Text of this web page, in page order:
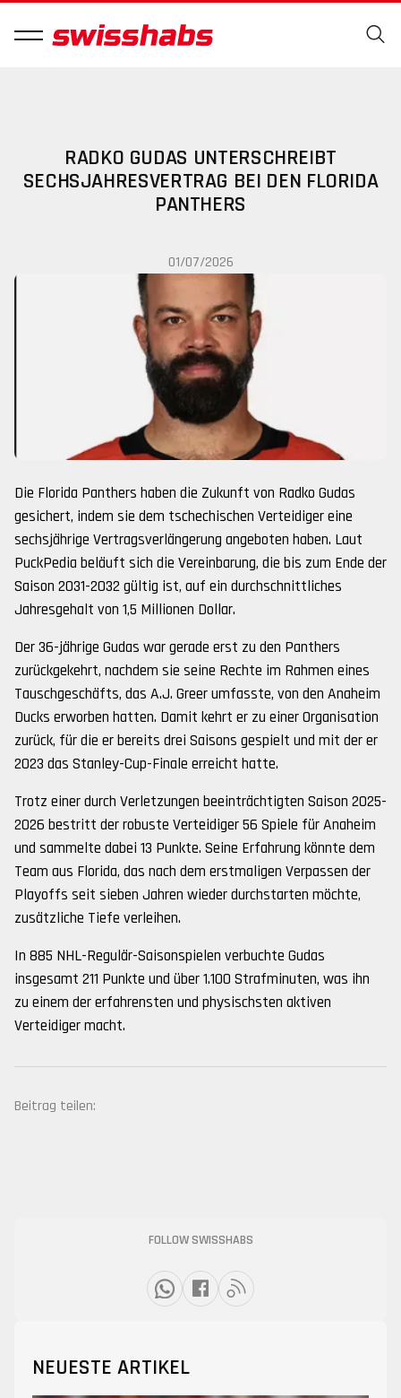
RADKO GUDAS UNTERSCHREIBT
SECHSJAHRESVERTRAG BEI DEN FLORIDA
PANTHERS
01/07/2026
Die Florida Panthers haben die Zukunft von Radko Gudas
gesichert, indem sie dem tschechischen Verteidiger eine
sechsjährige Vertragsverlängerung angeboten haben. Laut
PuckPedia beläuft sich die Vereinbarung, die bis zum Ende der
Saison 2031-2032 gültig ist, auf ein durchschnittliches
Jahresgehalt von 1,5 Millionen Dollar.
Der 36-jährige Gudas war gerade erst zu den Panthers
zurückgekehrt, nachdem sie seine Rechte im Rahmen eines
Tauschgeschäfts, das A.J. Greer umfasste, von den Anaheim
Ducks erworben hatten. Damit kehrt er zu einer Organisation
zurück, für die er bereits drei Saisons gespielt und mit der er
2023 das Stanley-Cup-Finale erreicht hatte.
Trotz einer durch Verletzungen beeinträchtigten Saison 2025-
2026 bestritt der robuste Verteidiger 56 Spiele für Anaheim
und sammelte dabei 13 Punkte. Seine Erfahrung könnte dem
Team aus Florida, das nach dem erstmaligen Verpassen der
Playoffs seit sieben Jahren wieder durchstarten möchte,
zusätzliche Tiefe verleihen.
In 885 NHL-Regulär-Saisonspielen verbuchte Gudas
insgesamt 211 Punkte und über 1.100 Strafminuten, was ihn
zu einem der erfahrensten und physischsten aktiven
Verteidiger macht.
Beitrag teilen:
FOLLOW SWISSHABS
NEUESTE ARTIKEL